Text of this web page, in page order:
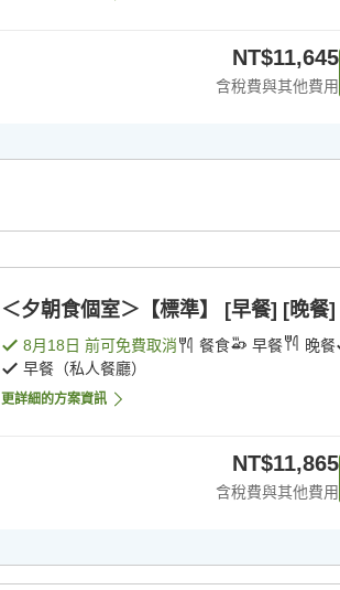
NT$11,645
含稅費與其他費用
＜夕朝食個室＞【標準】 [早餐] [晚餐]
8月18日 前可免費取消 餐食 早餐 晚餐
早餐（私人餐廳）
更詳細的方案資訊
NT$11,865
含稅費與其他費用